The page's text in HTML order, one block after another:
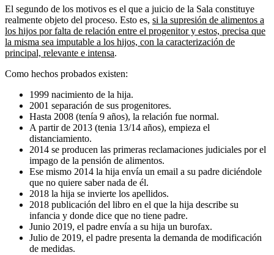
El segundo de los motivos es el que a juicio de la Sala constituye
realmente objeto del proceso. Esto es, si la supresión de alimentos a
los hijos por falta de relación entre el progenitor y estos, precisa que
la misma sea imputable a los hijos, con la caracterización de
principal, relevante e intensa.
Como hechos probados existen:
1999 nacimiento de la hija.
2001 separación de sus progenitores.
Hasta 2008 (tenía 9 años), la relación fue normal.
A partir de 2013 (tenia 13/14 años), empieza el
distanciamiento.
2014 se producen las primeras reclamaciones judiciales por el
impago de la pensión de alimentos.
Ese mismo 2014 la hija envía un email a su padre diciéndole
que no quiere saber nada de él.
2018 la hija se invierte los apellidos.
2018 publicación del libro en el que la hija describe su
infancia y donde dice que no tiene padre.
Junio 2019, el padre envía a su hija un burofax.
Julio de 2019, el padre presenta la demanda de modificación
de medidas.